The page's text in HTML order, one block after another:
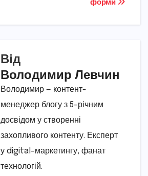
форми
Від
Володимир Левчин
Володимир — контент-
менеджер блогу з 5-річним
досвідом у створенні
захопливого контенту. Експерт
у digital-маркетингу, фанат
технологій.